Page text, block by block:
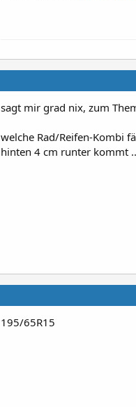
sagt mir grad nix, zum
welche Rad/Reifen-Kombi
hinten 4 cm runter kommt
195/65R15